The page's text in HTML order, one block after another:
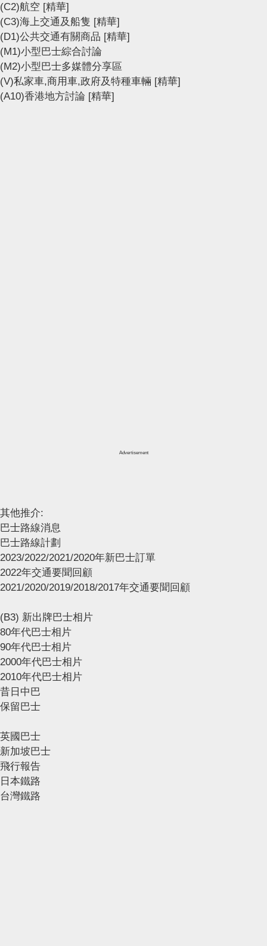
(C2)航空 [精華]
(C3)海上交通及船隻 [精華]
(D1)公共交通有關商品 [精華]
(M1)小型巴士綜合討論
(M2)小型巴士多媒體分享區
(V)私家車,商用車,政府及特種車輛 [精華]
(A10)香港地方討論 [精華]
Advertisement
其他推介:
巴士路線消息
巴士路線計劃
2023/2022/2021/2020年新巴士訂單
2022年交通要聞回顧
2021/2020/2019/2018/2017年交通要聞回顧
(B3) 新出牌巴士相片
80年代巴士相片
90年代巴士相片
2000年代巴士相片
2010年代巴士相片
昔日中巴
保留巴士
英國巴士
新加坡巴士
飛行報告
日本鐵路
台灣鐵路